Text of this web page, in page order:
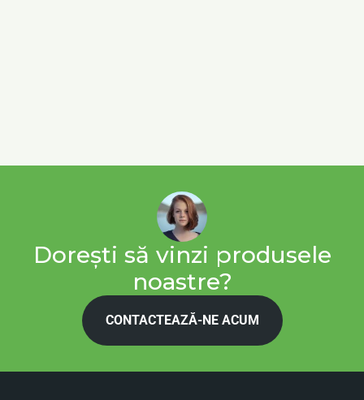
Dorești să vinzi produsele
noastre?
CONTACTEAZĂ-NE ACUM